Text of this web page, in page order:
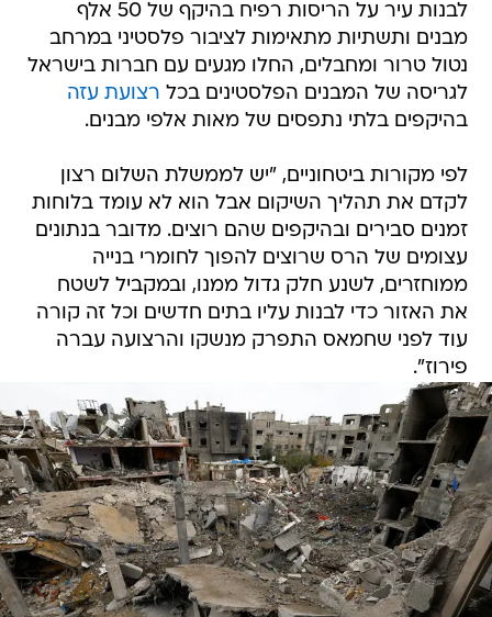
לבנות עיר על הריסות רפיח בהיקף של 50 אלף
מבנים ותשתיות מתאימות לציבור פלסטיני במרחב
נטול טרור ומחבלים, החלו מגעים עם חברות בישראל
לגריסה של המבנים הפלסטינים בכל רצועת עזה
בהיקפים בלתי נתפסים של מאות אלפי מבנים.
לפי מקורות ביטחוניים, "יש לממשלת השלום רצון
לקדם את תהליך השיקום אבל הוא לא עומד בלוחות
זמנים סבירים ובהיקפים שהם רוצים. מדובר בנתונים
עצומים של הרס שרוצים להפוך לחומרי בנייה
ממוחזרים, לשנע חלק גדול ממנו, ובמקביל לשטח
את האזור כדי לבנות עליו בתים חדשים וכל זה קורה
עוד לפני שחמאס התפרק מנשקו והרצועה עברה
פירוז".